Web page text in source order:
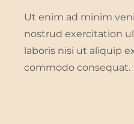
Ut enim ad minim
nostrud exercitation
laboris nisi ut aliquip
commodo consequat.